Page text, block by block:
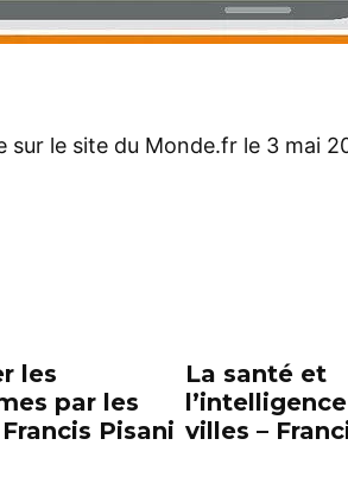
sur le site du Monde.fr le 3 mai
les
par les
Pisani
La santé et
villes –